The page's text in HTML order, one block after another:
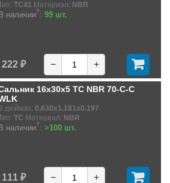
TC41 Материал: NBR
В наличии?: 99 шт.
222 ₽ − +
16x30x5 TC NBR 70-C-C
В дюймах: 0.630x1.181x0.197
TC Материал: NBR
В наличии?: >100 шт.
111 ₽ − +